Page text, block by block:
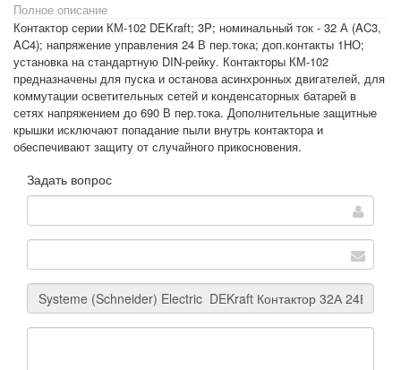
Полное описание
Контактор серии КМ-102 DEKraft; 3P; номинальный ток - 32 А (AC3,
AC4); напряжение управления 24 В пер.тока; доп.контакты 1НО;
установка на стандартную DIN-рейку. Контакторы КМ-102
предназначены для пуска и останова асинхронных двигателей, для
коммутации осветительных сетей и конденсаторных батарей в
сетях напряжением до 690 В пер.тока. Дополнительные защитные
крышки исключают попадание пыли внутрь контактора и
обеспечивают защиту от случайного прикосновения.
Задать вопрос